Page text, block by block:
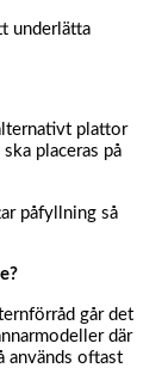
underlätta
plattor
placeras på
påfyllning så
går det
där
används oftast